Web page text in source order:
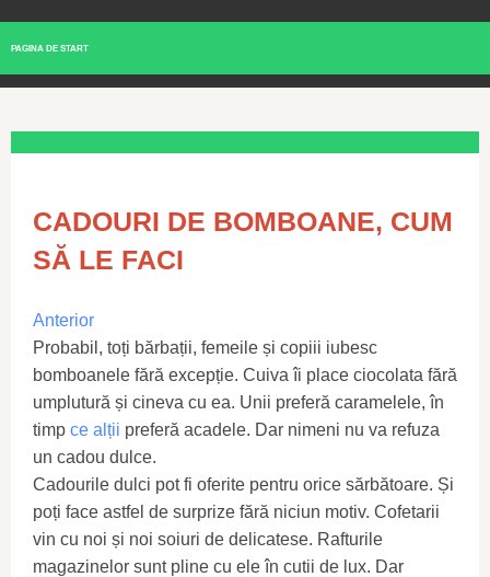
PAGINA DE START
CADOURI DE BOMBOANE, CUM
SĂ LE FACI
Anterior
Probabil, toți bărbații, femeile și copiii iubesc
bomboanele fără excepție. Cuiva îi place ciocolata fără
umplutură și cineva cu ea. Unii preferă caramelele, în
timp ce alții preferă acadele. Dar nimeni nu va refuza
un cadou dulce.
Cadourile dulci pot fi oferite pentru orice sărbătoare. Și
poți face astfel de surprize fără niciun motiv. Cofetarii
vin cu noi și noi soiuri de delicatese. Rafturile
magazinelor sunt pline cu ele în cutii de lux. Dar